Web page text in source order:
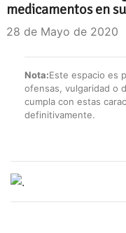
medicamentos en
28 de Mayo de 2020
Nota:Este espacio es
ofensas, vulgaridad o
cumpla con estas
definitivamente.